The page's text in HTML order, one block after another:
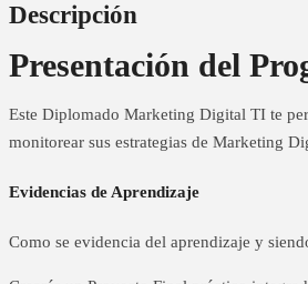
Descripción
Presentación del
Este Diplomado Marketing Digital TI te
monitorear sus estrategias de Marketing
Evidencias de Aprendizaje
Como se evidencia del aprendizaje y